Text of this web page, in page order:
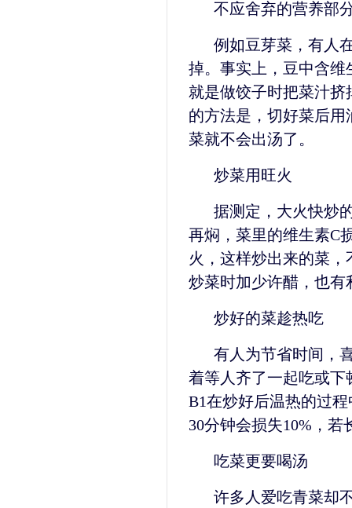
不应舍弃的营养部
例如豆芽菜，有人
掉。事实上，豆中含维
就是做饺子时把菜汁挤
的方法是，切好菜后
菜就不会出汤了。
炒菜用旺火
据测定，大火快炒
再焖，菜里的维生素C
火，这样炒出来的菜
炒菜时加少许醋，也有
炒好的菜趁热吃
有人为节省时间，
着等人齐了一起吃或
B1在炒好后温热的过
30分钟会损失10%，若
吃菜更要喝汤
许多人爱吃青菜却